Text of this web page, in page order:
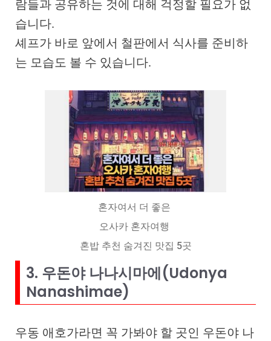
람들과 공유하는 것에 대해 걱정할 필요가 없
습니다.
셰프가 바로 앞에서 철판에서 식사를 준비하
는 모습도 볼 수 있습니다.
혼자여서 더 좋은
오사카 혼자여행
혼밥 추천 숨겨진 맛집 5곳
3. 우돈야 나나시마에(Udonya
Nanashimae)
우동 애호가라면 꼭 가봐야 할 곳인 우돈야 나